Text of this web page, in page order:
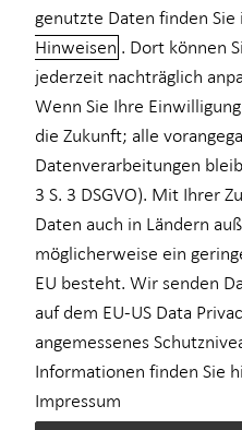
Sichern Sie Ihr
der passenden
Ob als Unternehmerin,
tätige Person: Sie sind in Ihrem
verschiedenen Risiken
Betriebshaftpflichtversicherung
aufgrund von
Darum ist eine
Die
genutzte Daten finden Sie
Hinweisen . Dort können
jederzeit nachträglich
Wenn Sie Ihre
die Zukunft; alle
Datenverarbeitungen
3 S. 3 DSGVO). Mit Ihrer
Daten auch in Ländern
möglicherweise ein
EU besteht. Wir senden
auf dem EU-US Data
angemessenes
Informationen finden Sie
Impressum